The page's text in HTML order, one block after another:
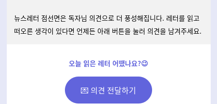
뉴스레터 점선면은 독자님 의견으로 더 풍성해집니다. 레터를 읽고
떠오른 생각이 있다면 언제든 아래 버튼을 눌러 의견을 남겨주세요.
오늘 읽은 레터 어땠나요?😉
💌 의견 전달하기